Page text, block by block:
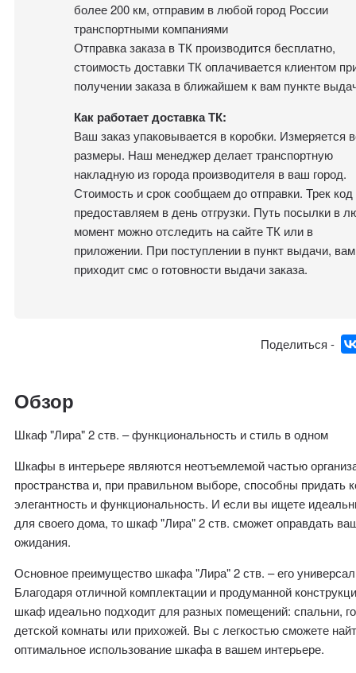
более 200 км, отправим в любой город России
транспортными компаниями
Отправка заказа в ТК производится бесплатно,
стоимость доставки ТК оплачивается клиентом
получении заказа в ближайшем к вам пункте
Как работает доставка ТК:
Ваш заказ упаковывается в коробки. Измеряется
размеры. Наш менеджер делает транспортную
накладную из города производителя в ваш город.
Стоимость и срок сообщаем до отправки. Трек код
предоставляем в день отгрузки. Путь посылки в
момент можно отследить на сайте ТК или в
приложении. При поступлении в пункт выдачи, вам
приходит смс о готовности выдачи заказа.
Поделиться -
Обзор
Шкаф "Лира" 2 ств. – функциональность и стиль в одном
Шкафы в интерьере являются неотъемлемой частью
пространства и, при правильном выборе, способны придать
элегантность и функциональность. И если вы ищете
для своего дома, то шкаф "Лира" 2 ств. сможет оправдать
ожидания.
Основное преимущество шкафа "Лира" 2 ств. – его
Благодаря отличной комплектации и продуманной
шкаф идеально подходит для разных помещений: спальни,
детской комнаты или прихожей. Вы с легкостью сможете
оптимальное использование шкафа в вашем интерьере.